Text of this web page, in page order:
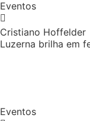
Eventos
Cristiano Hoffelder
Luzerna brilha em
Eventos